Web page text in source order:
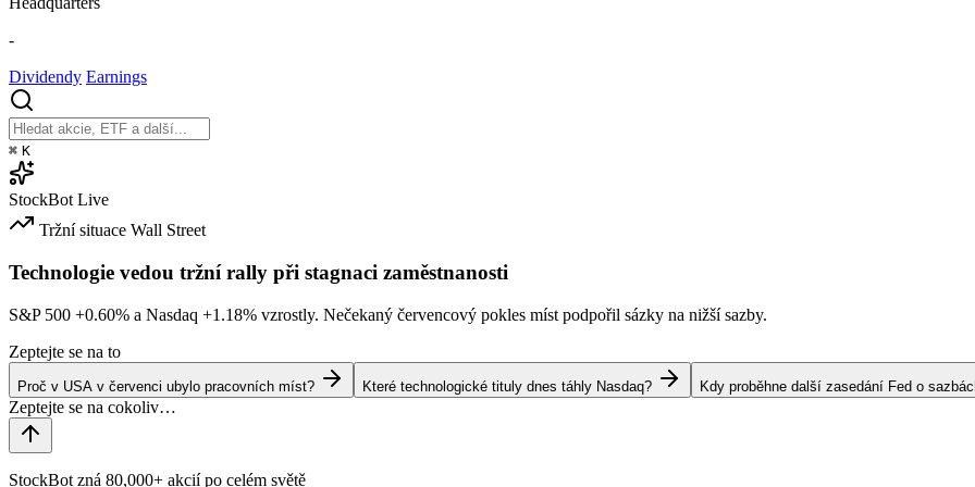
-
Dividendy Earnings
⌘ K
StockBot Live
Tržní situace Wall Street
Technologie vedou tržní rally při stagnaci zaměstnanosti
S&P 500 +0.60% a Nasdaq +1.18% vzrostly. Nečekaný červencový pokles míst podpořil sázky na nižší sazby.
Zeptejte se na to
Proč v USA v červenci ubylo pracovních míst? Které technologické tituly dnes táhly Nasdaq? Kdy proběhne další zasedání Fed o
StockBot zná 80,000+ akcií po celém světě